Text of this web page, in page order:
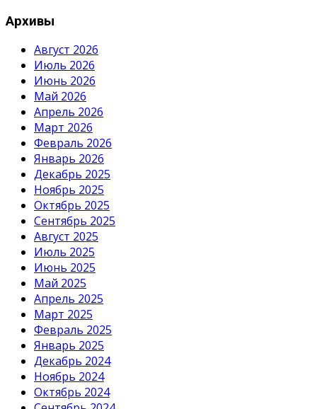
Архивы
Август 2026
Июль 2026
Июнь 2026
Май 2026
Апрель 2026
Март 2026
Февраль 2026
Январь 2026
Декабрь 2025
Ноябрь 2025
Октябрь 2025
Сентябрь 2025
Август 2025
Июль 2025
Июнь 2025
Май 2025
Апрель 2025
Март 2025
Февраль 2025
Январь 2025
Декабрь 2024
Ноябрь 2024
Октябрь 2024